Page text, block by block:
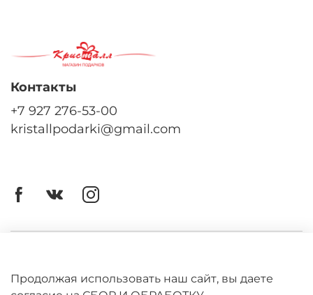
Оферта
Контакты
+7 927 276-53-00
kristallpodarki@gmail.com
Продолжая использовать наш сайт, вы даете